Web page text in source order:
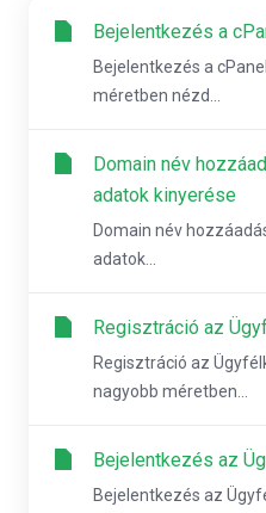
Bejelentkezés a
Bejelentkezés a
méretben nézd...
Domain név
adatok kinyerése
Domain név
adatok...
Regisztráció az
Regisztráció az
nagyobb méretben...
Bejelentkezés az
Bejelentkezés az